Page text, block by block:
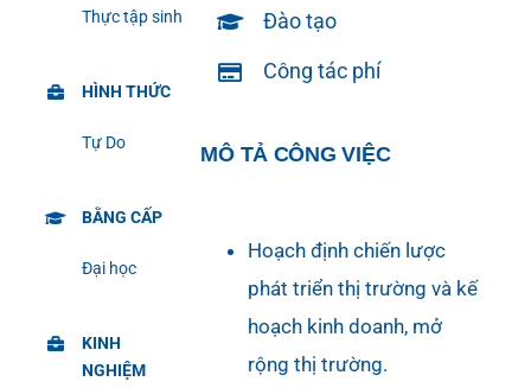
Thực tập sinh
HÌNH THỨC
Tự Do
BẰNG CẤP
Đại học
KINH
NGHIỆM
Đào tạo
Công tác phí
MÔ TẢ CÔNG VIỆC
Hoạch định chiến lược
phát triển thị trường và kế
hoạch kinh doanh, mở
rộng thị trường.